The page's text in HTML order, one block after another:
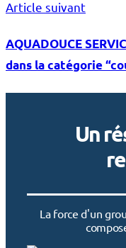
Article suivant
AQUADOUCE
dans la catégorie
Un
La force d'un